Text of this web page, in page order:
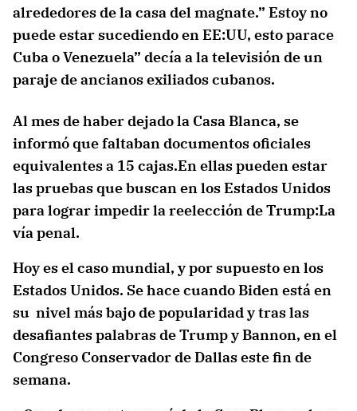
alrededores de la casa del magnate.” Estoy no
puede estar sucediendo en EE:UU, esto parace
Cuba o Venezuela” decía a la televisión de un
paraje de ancianos exiliados cubanos.
Al mes de haber dejado la Casa Blanca, se
informó que faltaban documentos oficiales
equivalentes a 15 cajas.En ellas pueden estar
las pruebas que buscan en los Estados Unidos
para lograr impedir la reelección de Trump:La
vía penal.
Hoy es el caso mundial, y por supuesto en los
Estados Unidos. Se hace cuando Biden está en
su nivel más bajo de popularidad y tras las
desafiantes palabras de Trump y Bannon, en el
Congreso Conservador de Dallas este fin de
semana.